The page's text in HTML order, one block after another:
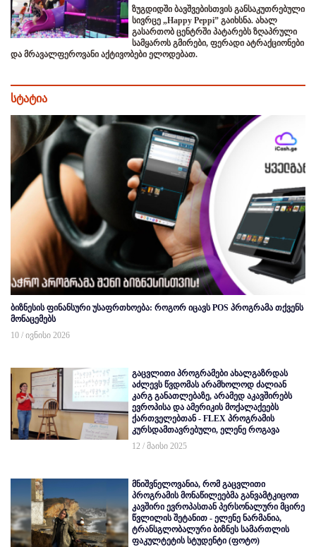
ზუგდიდში ბავშვებისთვის განსაკუთრებული
სივრცე „Happy Peppi” გაიხსნა. ახალ
გასართობ ცენტრში პატარებს ზღაპრული
სამყაროს გმირები, ფერადი ატრაქციონები
და მრავალფეროვანი აქტივობები ელოდებათ.
სტატია
ბიზნესის ფინანსური უსაფრთხოება: როგორ იცავს POS პროგრამა თქვენს
მონაცემებს
10 / ივნისი 2026
გაცვლითი პროგრამები ახალგაზრდას
აძლევს წვდომას არამხოლოდ ძალიან
კარგ განათლებაზე, არამედ აკავშირებს
ევროპისა და ამერიკის მოქალაქეებს
ქართველებთან - FLEX პროგრამის
კურსდამთავრებული, ელენე როგავა
12 / მაისი 2025
მნიშვნელოვანია, რომ გაცვლითი
პროგრამის მონაწილეებმა განვამტკიცოთ
კავშირი ევროპასთან პერსონალური მცირე
წვლილის შეტანით - ელენე ნარმანია,
ტრანსგლობალური ბიზნეს სამართლის
ფაკულტეტის სტუდენტი (ფოტო)